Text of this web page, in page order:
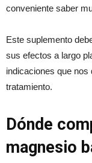
conveniente saber
Este suplemento
sus efectos a largo
indicaciones que
tratamiento.
Dónde
magnesio